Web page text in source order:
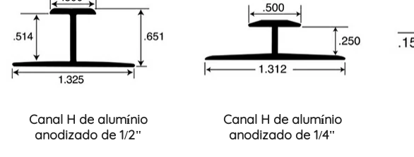
Canal H de alumínio
anodizado de 1/2"
Canal H de alumínio
anodizado de 1/4"